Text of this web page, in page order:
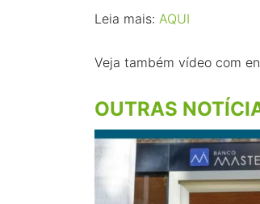
Leia mais: AQUI
Veja também vídeo com
OUTRAS